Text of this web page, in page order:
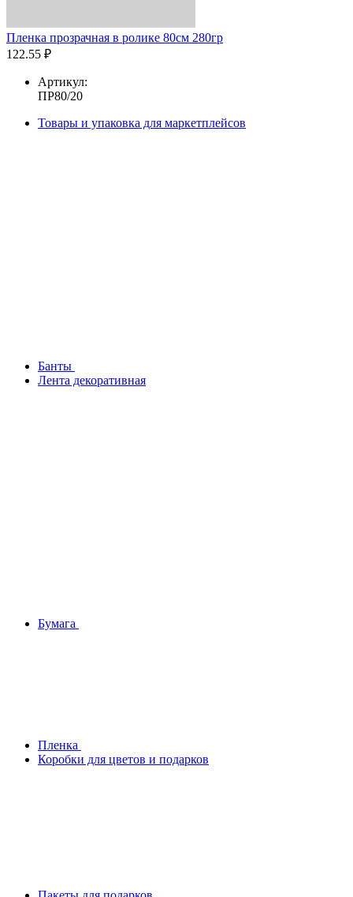
Пленка прозрачная в ролике 80см 280гр
122.55 ₽
Артикул:
ПР80/20
Товары и упаковка для маркетплейсов
Банты
Лента декоративная
Бумага
Плeнка
Коробки для цветов и подарков